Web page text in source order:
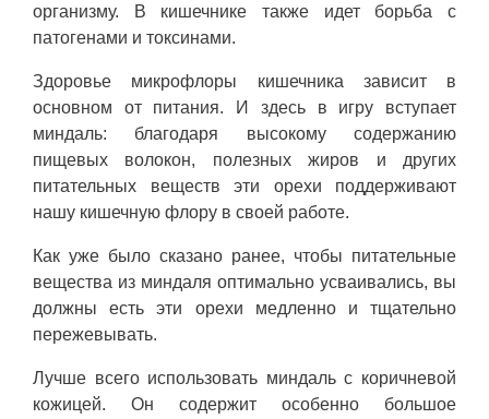
организму. В кишечнике также идет борьба с
патогенами и токсинами.
Здоровье микрофлоры кишечника зависит в
основном от питания. И здесь в игру вступает
миндаль: благодаря высокому содержанию
пищевых волокон, полезных жиров и других
питательных веществ эти орехи поддерживают
нашу кишечную флору в своей работе.
Как уже было сказано ранее, чтобы питательные
вещества из миндаля оптимально усваивались, вы
должны есть эти орехи медленно и тщательно
пережевывать.
Лучше всего использовать миндаль с коричневой
кожицей. Он содержит особенно большое